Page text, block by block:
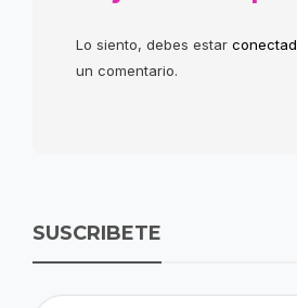
Lo siento, debes estar
un comentario.
SUSCRIBETE